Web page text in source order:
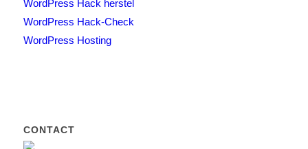
WordPress Hack herstel
WordPress Hack-Check
WordPress Hosting
CONTACT